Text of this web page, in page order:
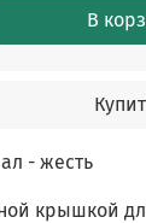
В
- жесть
крышкой